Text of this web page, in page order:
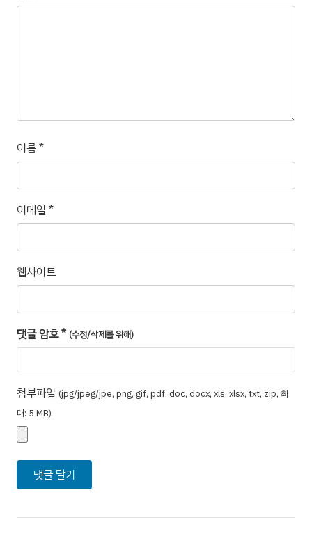
이름*
이메일 *
웹사이트
댓글 암호* (수정/삭제를 위해)
첨부파일 (jpg/jpeg/jpe, png, gif, pdf, doc, docx, xls, xlsx, txt, zip, 최
대: 5 MB)